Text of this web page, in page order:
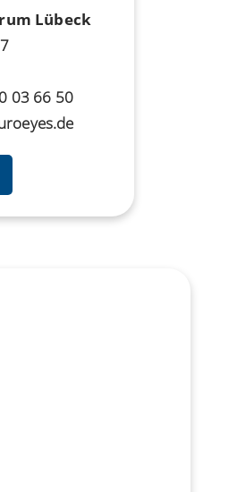
Lübeck
03 66 50